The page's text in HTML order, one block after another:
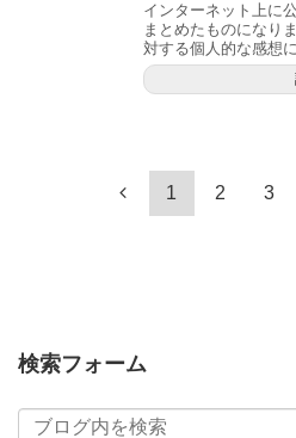
インターネット上に
まとめたものになり
対する個人的な感想
1 2 3
検索フォーム